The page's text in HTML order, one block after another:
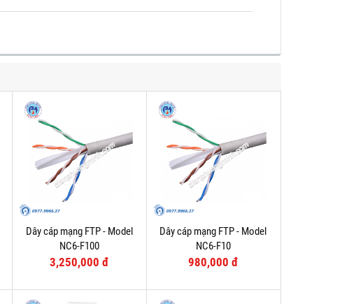
Dây cáp mạng FTP - Model
NC6-F100
3,250,000 đ
Dây cáp mạng FTP - Model
NC6-F10
980,000 đ